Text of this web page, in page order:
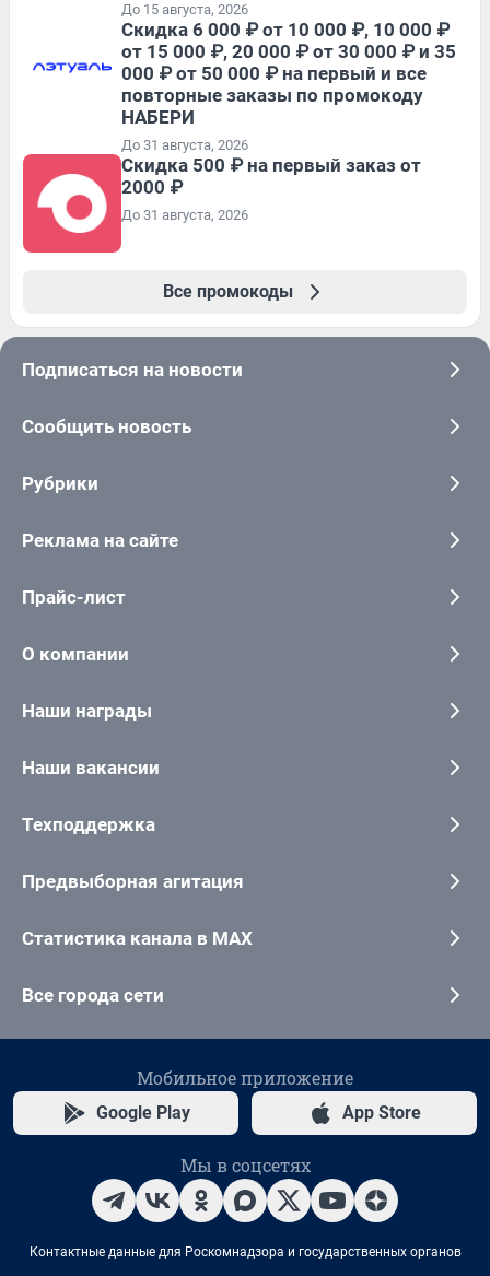
До 15 августа, 2026
Скидка 6 000 ₽ от 10 000 ₽, 10 000 ₽
от 15 000 ₽, 20 000 ₽ от 30 000 ₽ и 35
000 ₽ от 50 000 ₽ на первый и все
повторные заказы по промокоду
НАБЕРИ
До 31 августа, 2026
Скидка 500 ₽ на первый заказ от
2000 ₽
До 31 августа, 2026
Все промокоды
Подписаться на новости
Сообщить новость
Рубрики
Реклама на сайте
Прайс-лист
О компании
Наши награды
Наши вакансии
Техподдержка
Предвыборная агитация
Статистика канала в MAX
Все города сети
Мобильное приложение
Google Play App Store
Мы в соцсетях
Контактные данные для Роскомнадзора и государственных органов